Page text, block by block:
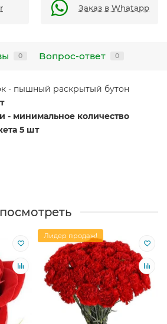
Заказ в Whatapp
0 Вопрос-ответ 0
- пышный раскрытый бутон
- минимальное количество
5 шт
Лидер продаж!